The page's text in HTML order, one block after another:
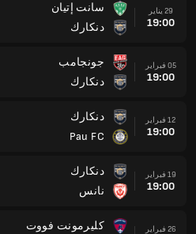
29 يناير
19:00
سانت إتيان
دنكارك
05 فبراير
19:00
جونجامب
دنكارك
12 فبراير
19:00
دنكارك
Pau FC
19 فبراير
19:00
دنكارك
نانس
26 فبراير
كليرمونت فووت